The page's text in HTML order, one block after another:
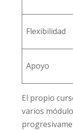
Flexibilidad
Apoyo
El propio
varios